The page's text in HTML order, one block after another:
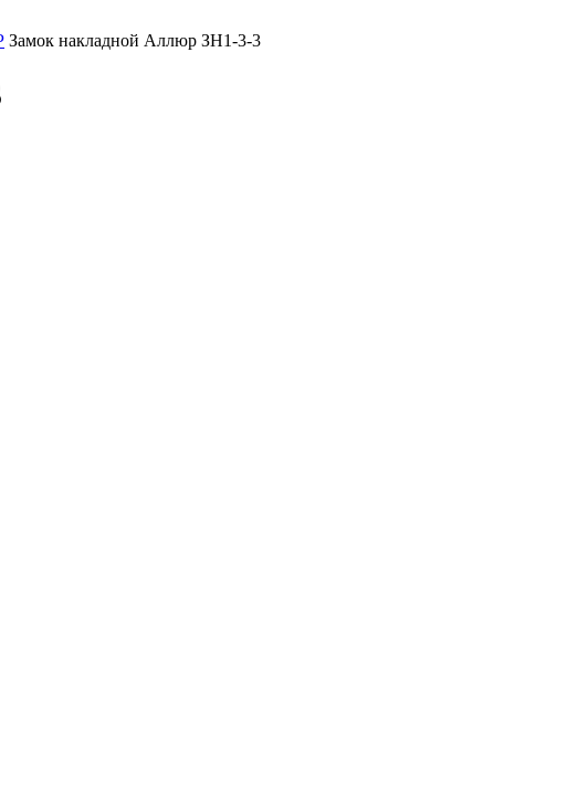
Замок накладной Аллюр ЗН1-3-3